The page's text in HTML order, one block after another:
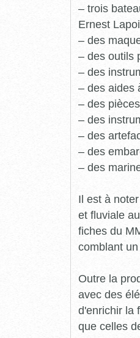
– trois
Ernest
– des
– des outils
– des
– des aides
– des
– des
– des
– des
– des
Il est à
et fluviale
fiches du
comblant
Outre la
avec des
d'enrichir la
que celles